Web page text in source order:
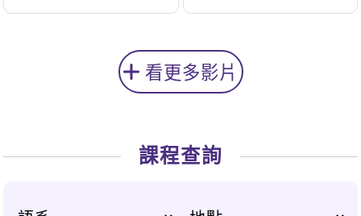
世
看更多影片
課程查詢